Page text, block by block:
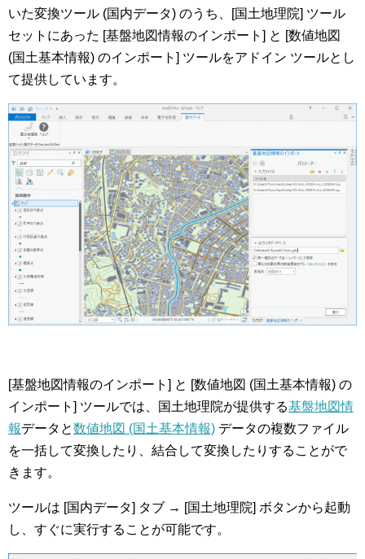
いた変換ツール (国内データ) のうち、[国土地理院] ツール
セットにあった [基盤地図情報のインポート] と [数値地図
(国土基本情報) のインポート] ツールをアドイン ツールとし
て提供しています。
[基盤地図情報のインポート] と [数値地図 (国土基本情報) の
インポート] ツールでは、国土地理院が提供する基盤地図情
報データと数値地図 (国土基本情報) データの複数ファイル
を一括して変換したり、結合して変換したりすることがで
きます。
ツールは [国内データ] タブ → [国土地理院] ボタンから起動
し、すぐに実行することが可能です。